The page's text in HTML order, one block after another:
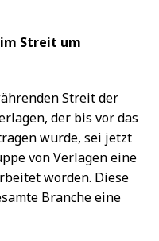
Streit um
Streit der
der bis vor das
wurde, sei jetzt
von Verlagen eine
worden. Diese
Branche eine